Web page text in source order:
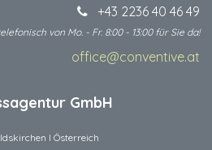
+43 2236 40 46 49
von Mo. - Fr. 8:00 - 13:00 für Sie da!
office@conventive.at
GmbH
I Österreich